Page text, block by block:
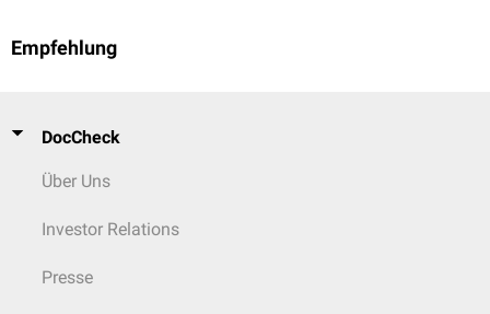
Empfehlung
DocCheck
Über Uns
Investor Relations
Presse